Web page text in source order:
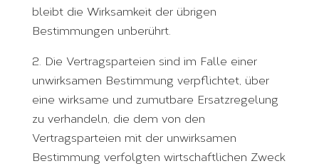
bleibt die Wirksamkeit der übrigen
Bestimmungen unberührt.
2. Die Vertragsparteien sind im Falle einer
unwirksamen Bestimmung verpflichtet, über
eine wirksame und zumutbare Ersatzregelung
zu verhandeln, die dem von den
Vertragsparteien mit der unwirksamen
Bestimmung verfolgten wirtschaftlichen Zweck